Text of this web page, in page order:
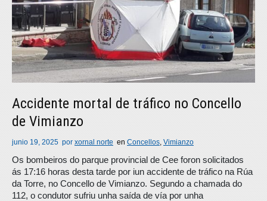
Accidente mortal de tráfico no Concello
de Vimianzo
junio 19, 2025 por xornal norte en Concellos Vimianzo
Os bombeiros do parque provincial de Cee foron solicitados
ás 17:16 horas desta tarde por iun accidente de tráfico na Rúa
da Torre, no Concello de Vimianzo. Segundo a chamada do
112, o condutor sufriu unha saída de vía por unha